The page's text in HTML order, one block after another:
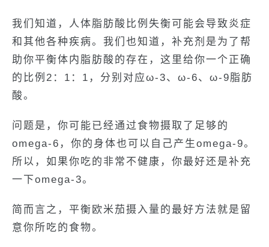
我们知道，人体脂肪酸比例失衡可能会导致炎症
和其他各种疾病。我们也知道，补充剂是为了帮
助你平衡体内脂肪酸的存在，这里给你一个正确
的比例2：1：1，分别对应ω-3、ω-6、ω-9脂肪
酸。
问题是，你可能已经通过食物摄取了足够的
omega-6，你的身体也可以自己产生omega-9。
所以，如果你吃的非常不健康，你最好还是补充
一下omega-3。
简而言之，平衡欧米茄摄入量的最好方法就是留
意你所吃的食物。